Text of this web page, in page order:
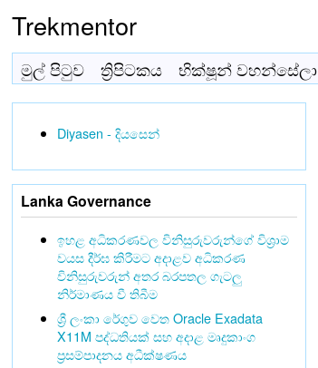
Trekmentor
මුල් පිටුව ත්‍රිපිටකය භික්ෂූන් වහන්සේලා
Diyasen - දියසෙන්
Lanka Governance
ඉහළ අධිකරණවල විනිසුරුවරුන්ගේ විශ්‍රාම
වයස දීර්ඝ කිරීමට අදාළව අධිකරණ
විනිසුරුවරුන් අතර බරපතල ගැටලු
නිර්මාණය වී තිබීම
ශ්‍රී ලංකා රේගුව වෙත Oracle Exadata
X11M පද්ධතියක් සහ අදාළ මෘදුකාංග
ප්‍රසම්පාදනය අධීක්ෂණය